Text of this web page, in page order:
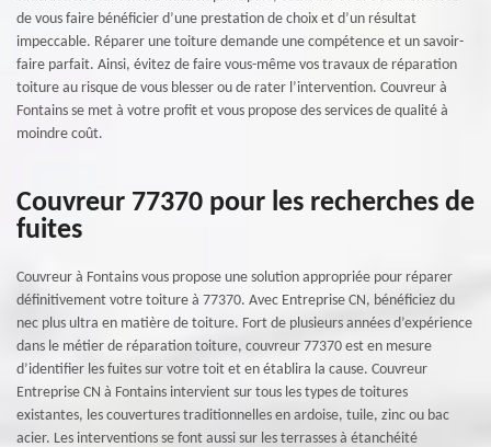
de vous faire bénéficier d’une prestation de choix et d’un résultat
impeccable. Réparer une toiture demande une compétence et un savoir-
faire parfait. Ainsi, évitez de faire vous-même vos travaux de réparation
toiture au risque de vous blesser ou de rater l’intervention. Couvreur à
Fontains se met à votre profit et vous propose des services de qualité à
moindre coût.
Couvreur 77370 pour les recherches de
fuites
Couvreur à Fontains vous propose une solution appropriée pour réparer
définitivement votre toiture à 77370. Avec Entreprise CN, bénéficiez du
nec plus ultra en matière de toiture. Fort de plusieurs années d’expérience
dans le métier de réparation toiture, couvreur 77370 est en mesure
d’identifier les fuites sur votre toit et en établira la cause. Couvreur
Entreprise CN à Fontains intervient sur tous les types de toitures
existantes, les couvertures traditionnelles en ardoise, tuile, zinc ou bac
acier. Les interventions se font aussi sur les terrasses à étanchéité